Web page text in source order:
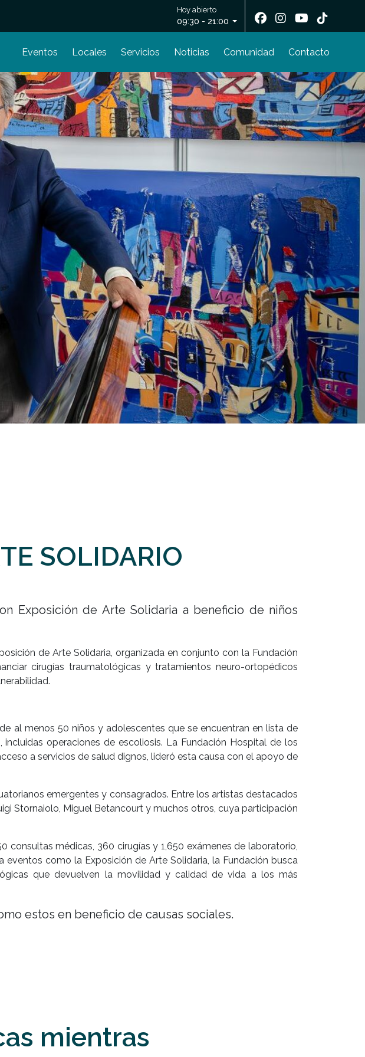
Hoy abierto
09:30 - 21:00
Eventos Locales Servicios Noticias Comunidad Contacto
SOLIDARIO
Exposición de Arte Solidaria a beneficio de niños
de Arte Solidaria, organizada en conjunto con la Fundación
cirugías traumatológicas y tratamientos neuro-ortopédicos
al menos 50 niños y adolescentes que se encuentran en lista de
operaciones de escoliosis. La Fundación Hospital de los
a servicios de salud dignos, lideró esta causa con el apoyo de
emergentes y consagrados. Entre los artistas destacados
Stornaiolo, Miguel Betancourt y muchos otros, cuya participación
consultas médicas, 360 cirugías y 1,650 exámenes de laboratorio,
como la Exposición de Arte Solidaria, la Fundación busca
que devuelven la movilidad y calidad de vida a los más
estos en beneficio de causas sociales.
mientras